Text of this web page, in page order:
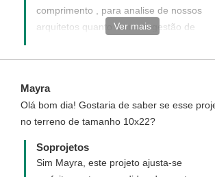
acesse o link ao
lado:http://www.soprojetos.com.br/
comprimento , para analise de nossos
arquitetos quanto a sua sugestão de
custos.
Ver mais
Mayra
Olá bom dia! Gostaria de saber se esse
no terreno de tamanho 10x22?
Soprojetos
Sim Mayra, este projeto ajusta-se